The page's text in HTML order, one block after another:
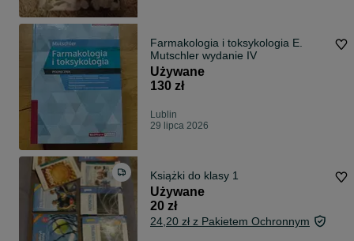
Farmakologia i toksykologia E.
Mutschler wydanie IV
Używane
130 zł
Lublin
29 lipca 2026
Książki do klasy 1
Używane
20 zł
24,20 zł z Pakietem Ochronnym